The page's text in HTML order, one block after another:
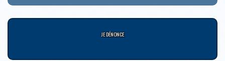
JE DÉNONCE